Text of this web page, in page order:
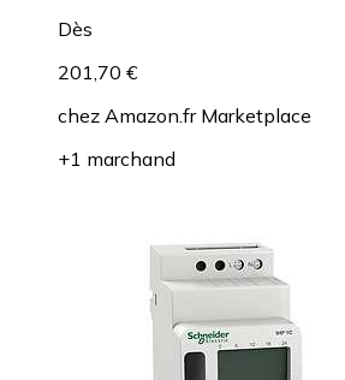
Dès
201,70 €
chez Amazon.fr Marketplace
+1 marchand